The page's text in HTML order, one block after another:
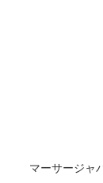
マーサージャ